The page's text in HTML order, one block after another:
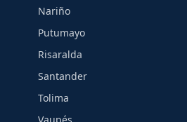
Nariño
Putumayo
Risaralda
Santander
Tolima